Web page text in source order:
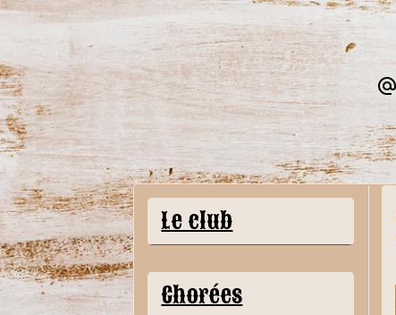
Le club
Chorées